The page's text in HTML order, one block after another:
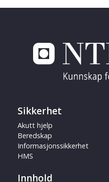
Sikkerhet
Akutt hjelp
Beredskap
Informasjonssikkerhet
HMS
Innhold